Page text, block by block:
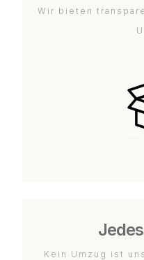
Wir bieten
Kein Umzug ist